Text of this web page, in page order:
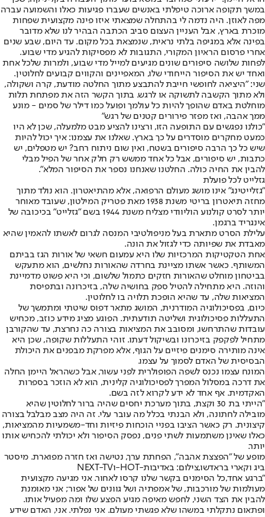
במשך תקופה ארוכה טיפלתי באנשים שעברו פגיעות כאלו והשמועה עברה
מפה לאוזן. היה נדמה לי בהתחלה שמצאתי איזו פינה מקצועית שפחות
מוכרת בארץ, אבל העניין העצום סביב הכתבה הבהיר לנו שלא מדובר
בפינה אלא במגיפה בלתי נראית, שנמצאת בכל מקום. עד היום, שבע שנים
אחרי פרסום הראיון המקורי, התגובות לא מפסיקות להגיע מדי שבוע.
לפחות שלושה סיפורים שונים מגיעים למייל מדי שבוע, ולמרות שלכל אחת
ואחד יש את הסיפור הייחודי שלו, המאפיינים והקווים קבועים לחלוטין.
שני: "היציאה לחופשי חייבת להתבצע מתוך החלטה מודעת, קרה ושקולה,
ולא מתוך הקשבה לתשוקה או לרגש. בתוך הקשר הזה את מפתחת תלות
מוחלטת באדם שהופך להיות כל עולמך ופועל כמו דילר של סמים - מונע
ממך אהבה, ואז מפזר פירורים קטנים של רגש"
"כולנו נפגשים עם התופעה הזו, ורצינו להציע מבט מלמעלה, שכן לא היו
כמעט מחקרים מוסדרים על כך בארץ. שאלנו את עצמנו: איך יכול להיות
שיש כל כך הרבה סיפורים בשטח, ואין שום ניתוח רחב? יש מטפלים, יש
כתבות, יש סיפורים, אבל כל אחד ממשש רק חלק אחר של הפיל מבלי
להבין את החיה כולה. החלטנו שאנחנו נספר את הסיפור המלא".
גזלייט לכל פועלת
"גזלייטינג" אינו מושג מעולם הרפואה, אלא מהתיאטרון. הוא נולד מתוך
מחזה תיאטרון בריטי משנת 1938 מאת פטריק המילטון, שעובד מאוחר
יותר לסרט קולנוע הוליוודי מצליח משנת 1944 בשם "גזלייט" בכיכובה של
אינגריד ברגמן.
עלילת הסרט מתארת בעל מניפולטיבי המנסה לגרום לאשתו להאמין שהיא
מאבדת את שפיותה כדי לגזול את הונה.
אחת הטקטיקות המרכזיות שלו היא עמעום חשאי של אורות הגז בביתם
המשותף. כאשר אשתו מציינת בחרדה שהאורות נחלשים, הוא מתעקש
בביטחון מוחלט שהאורות חזקים כתמול שלשום, וכי היא פשוט מדמיינת
והוזה. היא מתחילה להטיל ספק בחושיה שלה, בזיכרונה ובתפיסת
המציאות שלה, עד שהיא הופכת תלויה בו לחלוטין.
כיום, בפסיכולוגיה המודרנית, המושג מתאר דפוס שיטתי ומתמשך של
התעללות פסיכולוגית ושליטה תודעתית. הפוגע מציג מידע כוזב, מכחיש
עובדות שהתרחשו, ומסובב את המציאות בצורה כה נחרצת, עד שהקורבן
מתחיל לפקפק בזיכרונו ובשיקול דעתו. זוהי התעללות שקופה, שכן היא
אינה מותירה סימנים פיזיים על הגוף, אלא מפרקת מבפנים את היכולת
הבסיסית של האדם לסמוך על עצמו.
המונח עצמו נכנס לשפה הפופולרית לפני עשור, אבל כשהראל היימן החלה
את דרכה במסלול המפרך לפסיכולוגיה קלינית, הוא לא הוזכר בספרות
האקדמית. אף אחד לא ידע לקרוא לזה בשם.
"הייתי בת 30 וקצת, בתוך מערכת יחסים שהיה ברור לחלוטין שהיא
מובילה לחתונה, ולא הבנתי בכלל מה עובר עלי. זה היה מצב מבלבל בצורה
קיצונית. רק כאשר הציבו בפניי הוכחות פיזיות וחד-משמעיות מהמציאות,
כאלו שאינן משתמעות לשתי פנים, נפסק הסיפור ולא יכולתי להכחיש אותו
יותר.
מופע של "הפצצת אהבה", הפחתת ערך, נטישה ואז חזרה מפוארת. מיסטר
ביג וקארי בראדשו,צילום: באדיבות-HOT-וNEXT-TV
"ברגע אחד,כל הסימנים בקשר שלנו קרסו לאחור. אני מגיעה מקצועית
מעולמות של מורכבות, של אמפתיה ושל גוונים של אפור; אני מאומנת
להבין את הצד השני, לחפש מאיפה מגיע הפצע שלו ומה מפעיל אותו.
ופתאום נתקלתי במשהו שלא פגשתי מעולם. אני נפלתי. אני, האדם שידע